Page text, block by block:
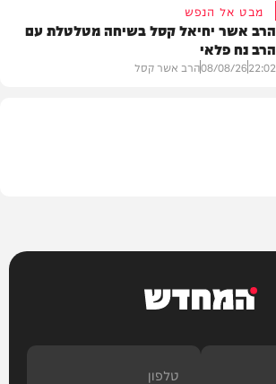
מבט אל הנפש
הרב אשר יחיאל קסל בשיחה מטלטלת עם
הרב נח פלאי
22:02
08/08/26הרב אשר קסל
המחדש